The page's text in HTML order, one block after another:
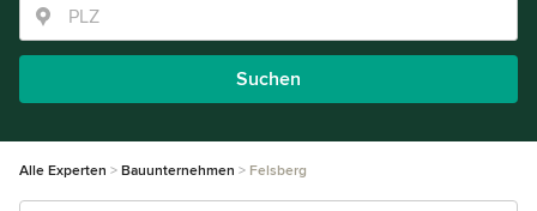
Suchen
Alle Experten Bauunternehmen Felsberg